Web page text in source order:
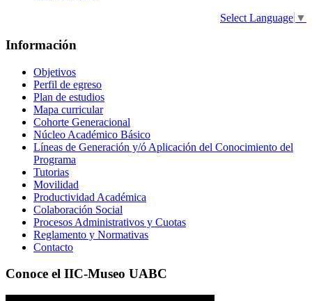
Select Language ▼
Información
Objetivos
Perfil de egreso
Plan de estudios
Mapa curricular
Cohorte Generacional
Núcleo Académico Básico
Líneas de Generación y/ó Aplicación del Conocimiento del
Programa
Tutorias
Movilidad
Productividad Académica
Colaboración Social
Procesos Administrativos y Cuotas
Reglamento y Normativas
Contacto
Conoce el IIC-Museo UABC